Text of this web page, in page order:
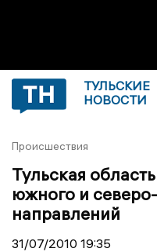
ТУЛЬСКИЕ
НОВОСТИ
Происшествия
Тульская
южного и
направлений
31/07/2010 19:35